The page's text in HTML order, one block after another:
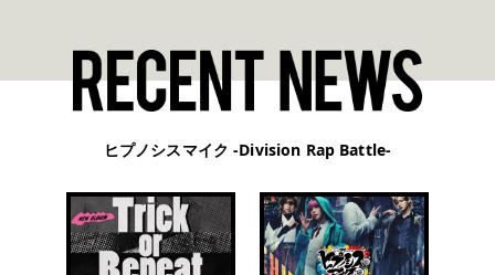
ヒプノシスマイク -Division Rap Battle-